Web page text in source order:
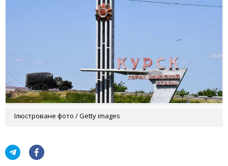
Ілюстроване фото / Getty images